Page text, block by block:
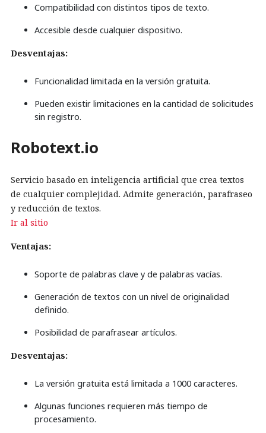
Compatibilidad con distintos tipos de texto.
Accesible desde cualquier dispositivo.
Desventajas:
Funcionalidad limitada en la versión gratuita.
Pueden existir limitaciones en la cantidad de solicitudes
sin registro.
Robotext.io
Servicio basado en inteligencia artificial que crea textos
de cualquier complejidad. Admite generación, parafraseo
y reducción de textos.
Ir al sitio
Ventajas:
Soporte de palabras clave y de palabras vacías.
Generación de textos con un nivel de originalidad
definido.
Posibilidad de parafrasear artículos.
Desventajas:
La versión gratuita está limitada a 1000 caracteres.
Algunas funciones requieren más tiempo de
procesamiento.